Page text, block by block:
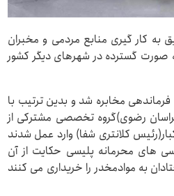
به کار گیری منابع مردمی و مخبران
صورت گسترده در شهرهای دیگر کشور
مخابره شد و بدین ترتیب با
رضوی)گروه تخصصی مشترکی از
کلانتری شفا) وارد عمل شدند
های محرمانه پلیسی حکایت از آن
به موادمخدر را خریداری می کنند